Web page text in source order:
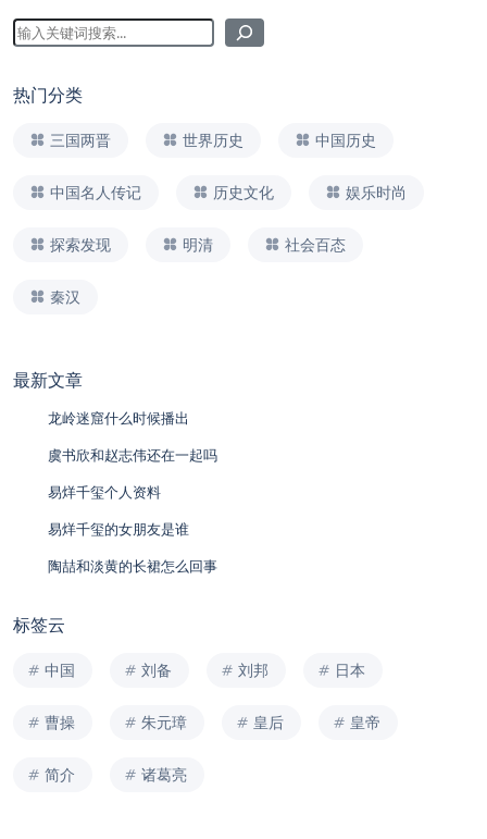
热门分类
三国两晋 世界历史 中国历史
中国名人传记 历史文化 娱乐时尚
探索发现 明清 社会百态
秦汉
最新文章
龙岭迷窟什么时候播出
虞书欣和赵志伟还在一起吗
易烊千玺个人资料
易烊千玺的女朋友是谁
陶喆和淡黄的长裙怎么回事
标签云
中国 刘备 刘邦 日本
曹操 朱元璋 皇后 皇帝
简介 诸葛亮